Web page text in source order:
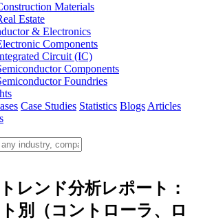
Materials
Estate
& Electronics
Components
Circuit (IC)
Components
Foundries
Case Studies Statistics Blogs Articles
レンド分析レポート：
別（コントローラ、ロ